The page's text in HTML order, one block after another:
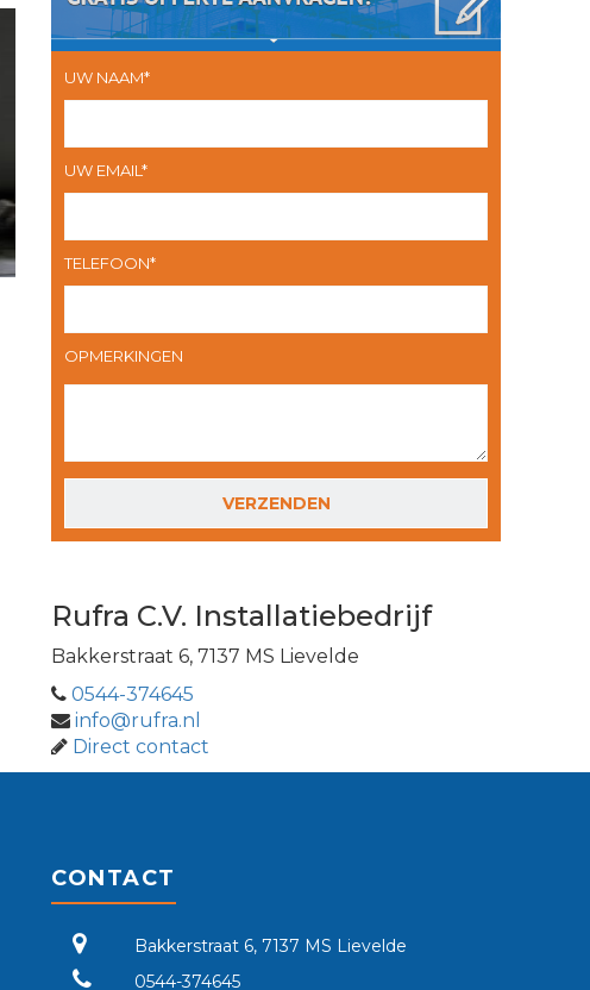
UW NAAM*
UW EMAIL*
TELEFOON*
OPMERKINGEN
Rufra C.V. Installatiebedrijf
Bakkerstraat 6, 7137 MS Lievelde
0544-374645
info@rufra.nl
Direct contact
CONTACT
Bakkerstraat 6, 7137 MS Lievelde
0544-374645